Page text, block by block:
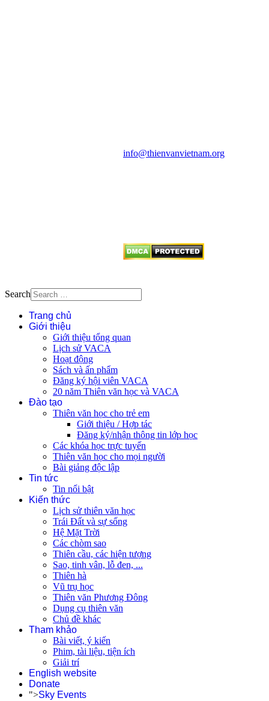
info@thienvanvietnam.org
Search
Trang chủ
Giới thiệu
Giới thiệu tổng quan
Lịch sử VACA
Hoạt động
Sách và ấn phẩm
Đăng ký hội viên VACA
20 năm Thiên văn học và VACA
Đào tạo
Thiên văn học cho trẻ em
Giới thiệu / Hợp tác
Đăng ký/nhận thông tin lớp học
Các khóa học trực tuyến
Thiên văn học cho mọi người
Bài giảng độc lập
Tin tức
Tin nổi bật
Kiến thức
Lịch sử thiên văn học
Trái Đất và sự sống
Hệ Mặt Trời
Các chòm sao
Thiên cầu, các hiện tượng
Sao, tinh vân, lỗ đen, ...
Thiên hà
Vũ trụ học
Thiên văn Phương Đông
Dụng cụ thiên văn
Chủ đề khác
Tham khảo
Bài viết, ý kiến
Phim, tài liệu, tiện ích
Giải trí
English website
Donate
">Sky Events